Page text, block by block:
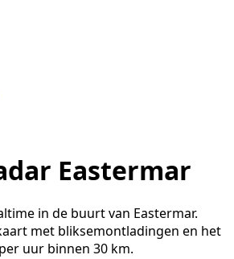
Eastermar
in de buurt van Eastermar.
met bliksemontladingen en het
uur binnen 30 km.